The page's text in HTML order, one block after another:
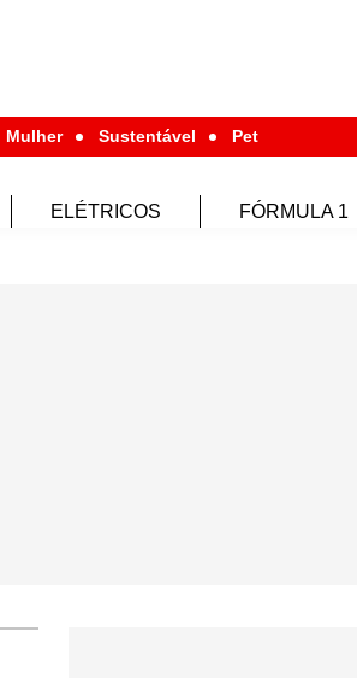
Mulher Sustentável Pet
ELÉTRICOS FÓRMULA 1